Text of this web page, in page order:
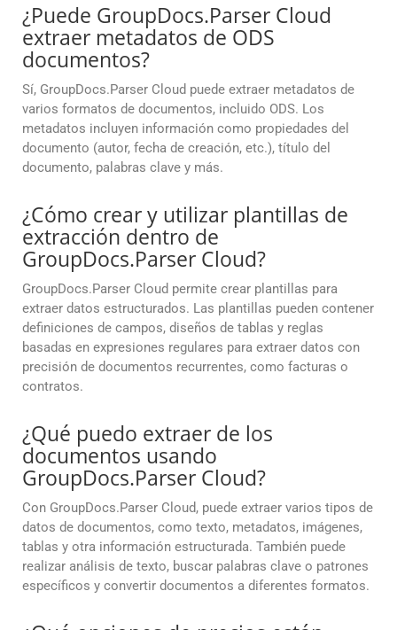
¿Puede GroupDocs.Parser Cloud
extraer metadatos de ODS
documentos?
Sí, GroupDocs.Parser Cloud puede extraer metadatos de
varios formatos de documentos, incluido ODS. Los
metadatos incluyen información como propiedades del
documento (autor, fecha de creación, etc.), título del
documento, palabras clave y más.
¿Cómo crear y utilizar plantillas de
extracción dentro de
GroupDocs.Parser Cloud?
GroupDocs.Parser Cloud permite crear plantillas para
extraer datos estructurados. Las plantillas pueden contener
definiciones de campos, diseños de tablas y reglas
basadas en expresiones regulares para extraer datos con
precisión de documentos recurrentes, como facturas o
contratos.
¿Qué puedo extraer de los
documentos usando
GroupDocs.Parser Cloud?
Con GroupDocs.Parser Cloud, puede extraer varios tipos de
datos de documentos, como texto, metadatos, imágenes,
tablas y otra información estructurada. También puede
realizar análisis de texto, buscar palabras clave o patrones
específicos y convertir documentos a diferentes formatos.